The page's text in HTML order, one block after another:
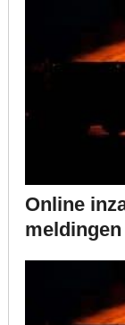
Online